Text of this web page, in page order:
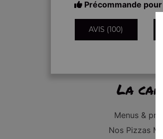
Précommande pour
AVIS (100)
La
Menus &
Nos Pizzas